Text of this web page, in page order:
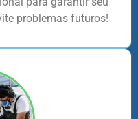
problemas futuros!